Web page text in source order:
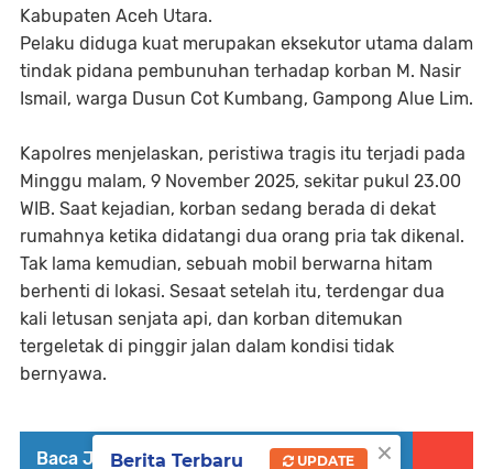
Kabupaten Aceh Utara.
Pelaku diduga kuat merupakan eksekutor utama dalam
tindak pidana pembunuhan terhadap korban M. Nasir
Ismail, warga Dusun Cot Kumbang, Gampong Alue Lim.
Kapolres menjelaskan, peristiwa tragis itu terjadi pada
Minggu malam, 9 November 2025, sekitar pukul 23.00
WIB. Saat kejadian, korban sedang berada di dekat
rumahnya ketika didatangi dua orang pria tak dikenal.
Tak lama kemudian, sebuah mobil berwarna hitam
berhenti di lokasi. Sesaat setelah itu, terdengar dua
kali letusan senjata api, dan korban ditemukan
tergeletak di pinggir jalan dalam kondisi tidak
bernyawa.
Baca Juga : Kapolres Lhokseumawe Tutup
×
Berita Terbaru UPDATE